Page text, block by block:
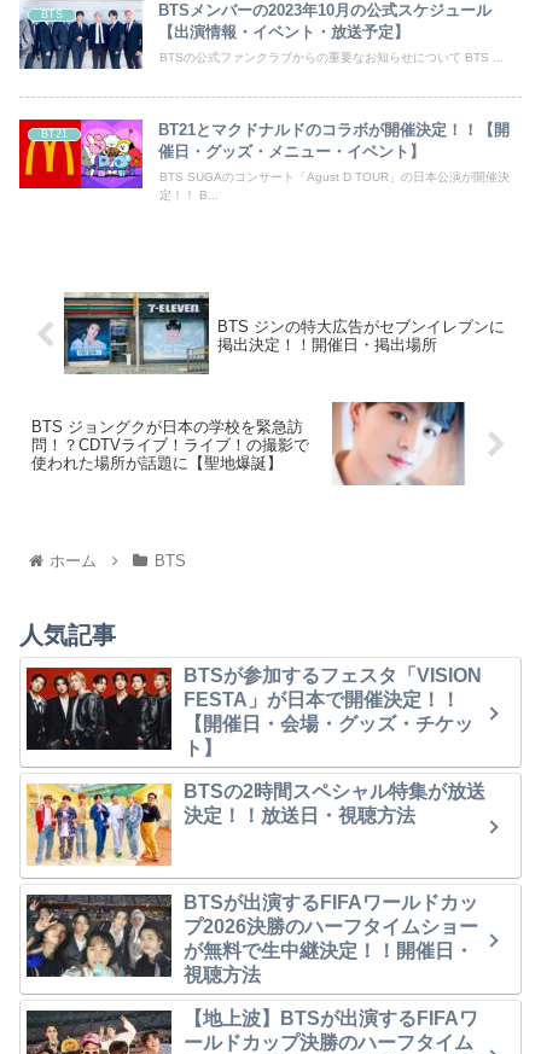
BTS
BTSメンバーの2023年10月の公式スケジュール
【出演情報・イベント・放送予定】
BTSの公式ファンクラブからの重要なお知らせについて BTS ...
BT21
BT21とマクドナルドのコラボが開催決定！！【開
催日・グッズ・メニュー・イベント】
BTS SUGAのコンサート「Agust D TOUR」の日本公演が開催決
定！！ B...
BTS ジンの特大広告がセブンイレブンに
掲出決定！！開催日・掲出場所
BTS ジョングクが日本の学校を緊急訪
問！？CDTVライブ！ライブ！の撮影で
使われた場所が話題に【聖地爆誕】
ホーム BTS
人気記事
BTSが参加するフェスタ「VISION
FESTA」が日本で開催決定！！
【開催日・会場・グッズ・チケッ
ト】
BTSの2時間スペシャル特集が放送
決定！！放送日・視聴方法
BTSが出演するFIFAワールドカッ
プ2026決勝のハーフタイムショー
が無料で生中継決定！！開催日・
視聴方法
【地上波】BTSが出演するFIFAワ
ールドカップ決勝のハーフタイム